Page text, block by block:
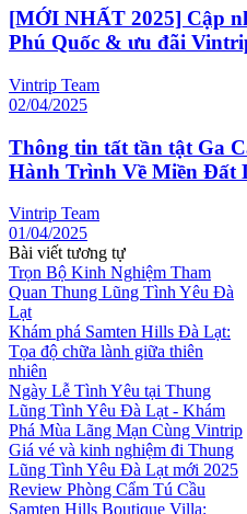
[MỚI NHẤT 2025] Cập
Phú Quốc & ưu đãi
Vintrip Team
02/04/2025
Thông tin tất tần tật Ga
Hành Trình Về Miền Đất
Vintrip Team
01/04/2025
Bài viết tương tự
Trọn Bộ Kinh Nghiệm Tham
Quan Thung Lũng Tình Yêu Đà
Lạt
Khám phá Samten Hills Đà Lạt:
Tọa độ chữa lành giữa thiên
nhiên
Ngày Lễ Tình Yêu tại Thung
Lũng Tình Yêu Đà Lạt - Khám
Phá Mùa Lãng Mạn Cùng Vintrip
Giá vé và kinh nghiệm đi Thung
Lũng Tình Yêu Đà Lạt mới 2025
Review Phòng Cẩm Tú Cầu
Samten Hills Boutique Villa: